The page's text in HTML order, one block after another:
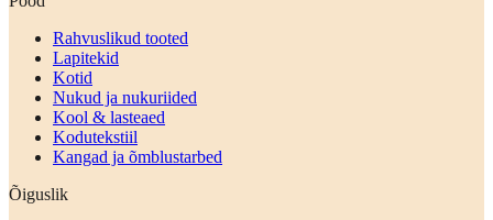
Rahvuslikud tooted
Lapitekid
Kotid
Nukud ja nukuriided
Kool & lasteaed
Kodutekstiil
Kangad ja õmblustarbed
Õiguslik